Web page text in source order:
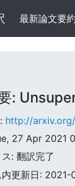
最新論文要約
:
http://
27 Apr 2021
: 翻訳完了
内更新日: